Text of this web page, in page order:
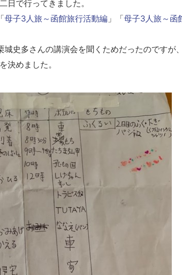
日で行ってきました。
母子3人旅～函館旅行活動編 」「母子3人旅～函
史多さんの講演会を聞くためだったのですが
決めました。